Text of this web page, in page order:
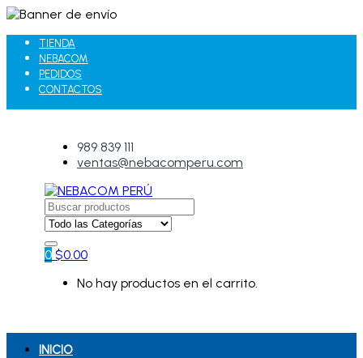
TIENDA
NEBACOM
PEDIDOS
CONTACTOS
989 839 111
ventas@nebacomperu.com
Search
for:
0 $0.00
No hay productos en el carrito.
INICIO